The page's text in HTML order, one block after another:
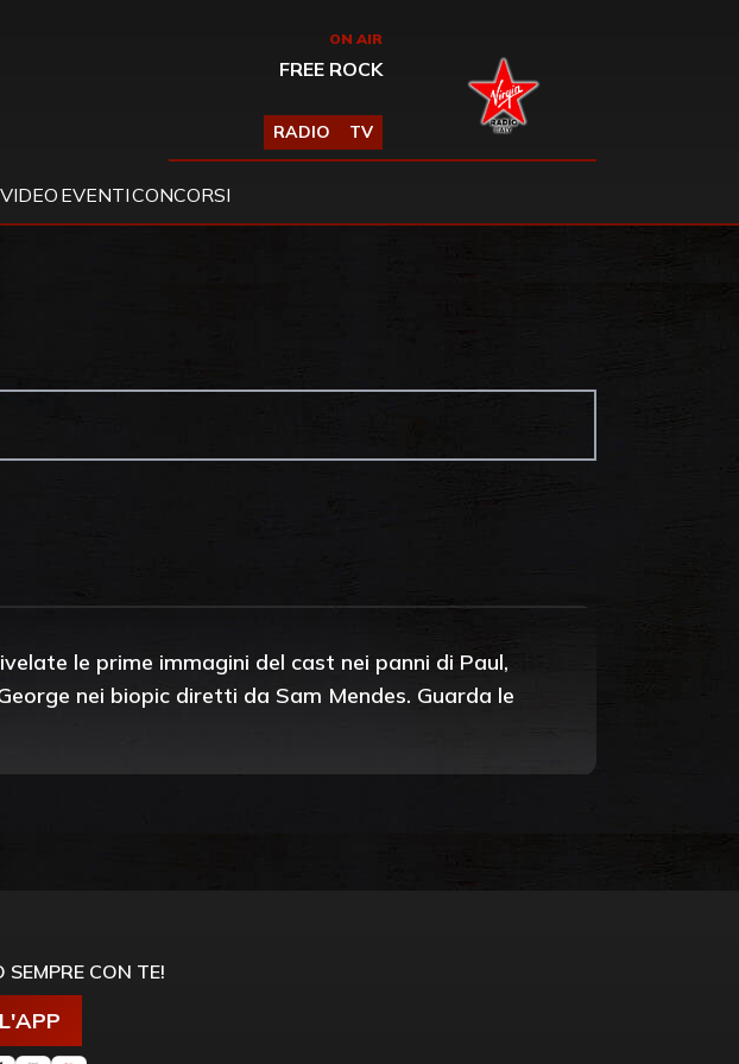
ON AIR
FREE ROCK
RADIO TV
VIDEO EVENTICONCORSI
le prime immagini del cast nei panni di Paul,
nei biopic diretti da Sam Mendes. Guarda le
CON TE!